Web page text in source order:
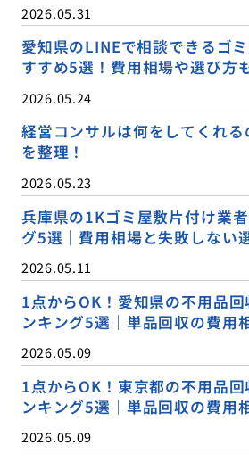
2026.05.31
愛知県のLINEで相談できるゴ
すすめ5選！費用相場や選び方
2026.05.24
経営コンサルは何をしてくれ
を整理！
2026.05.23
兵庫県の1Kゴミ屋敷片付け業
グ5選｜費用相場と失敗しない
2026.05.11
1点からOK！愛知県の不用品
ンキング5選｜単品回収の費用
2026.05.09
1点からOK！東京都の不用品
ンキング5選｜単品回収の費用
2026.05.09